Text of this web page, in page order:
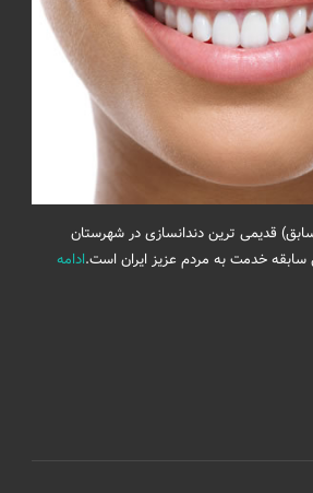
قدیمی ترین دندانسازی در شهرستان
ادامه